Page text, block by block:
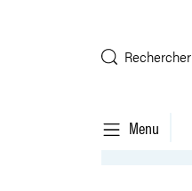
Rechercher
Menu